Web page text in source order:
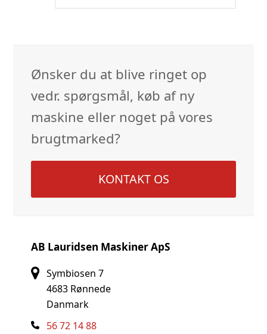
Ønsker du at blive ringet op
vedr. spørgsmål, køb af ny
maskine eller noget på vores
brugtmarked?
KONTAKT OS
AB Lauridsen Maskiner ApS
Symbiosen 7
4683 Rønnede
Danmark
56 72 14 88